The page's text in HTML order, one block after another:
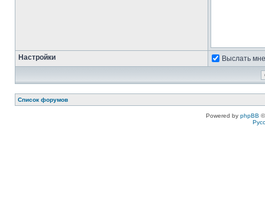
Настройки Выслать
Список форумов
Powered by phpBB